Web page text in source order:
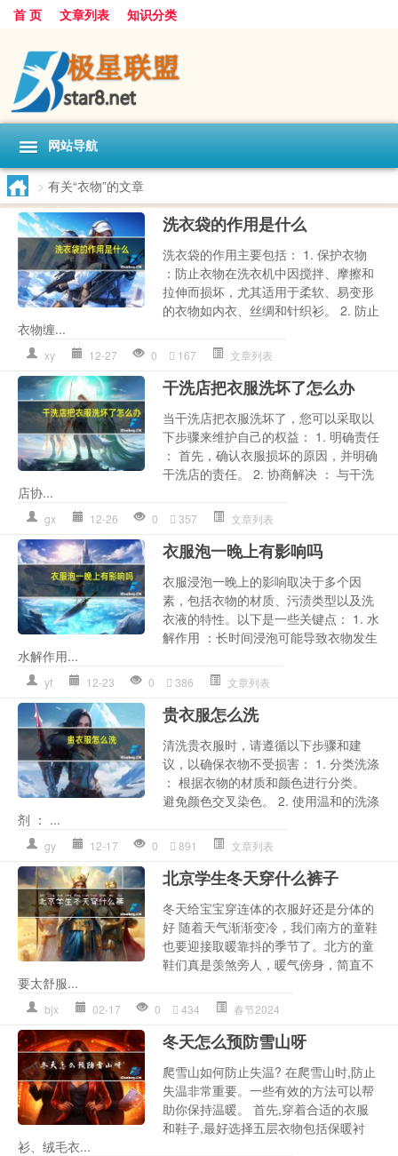
首 页 文章列表 知识分类
网站导航
> 有关“衣物”的文章
洗衣袋的作用是什么
洗衣袋的作用主要包括： 1. 保护衣物
：防止衣物在洗衣机中因搅拌、摩擦和
拉伸而损坏，尤其适用于柔软、易变形
的衣物如内衣、丝绸和针织衫。 2. 防止
衣物缠...
xy 12-27 0 167 文章列表
干洗店把衣服洗坏了怎么办
当干洗店把衣服洗坏了，您可以采取以
下步骤来维护自己的权益： 1. 明确责任
： 首先，确认衣服损坏的原因，并明确
干洗店的责任。 2. 协商解决 ： 与干洗
店协...
gx 12-26 0 357 文章列表
衣服泡一晚上有影响吗
衣服浸泡一晚上的影响取决于多个因
素，包括衣物的材质、污渍类型以及洗
衣液的特性。以下是一些关键点： 1. 水
解作用 ：长时间浸泡可能导致衣物发生
水解作用...
yf 12-23 0 386 文章列表
贵衣服怎么洗
清洗贵衣服时，请遵循以下步骤和建
议，以确保衣物不受损害： 1. 分类洗涤
： 根据衣物的材质和颜色进行分类。
避免颜色交叉染色。 2. 使用温和的洗涤
剂 ： ...
gy 12-17 0 891 文章列表
北京学生冬天穿什么裤子
冬天给宝宝穿连体的衣服好还是分体的
好 随着天气渐渐变冷，我们南方的童鞋
也要迎接取暖靠抖的季节了。北方的童
鞋们真是羡煞旁人，暖气傍身，简直不
要太舒服...
bjx 02-17 0 434 春节2024
冬天怎么预防雪山呀
爬雪山如何防止失温? 在爬雪山时,防止
失温非常重要。一些有效的方法可以帮
助你保持温暖。 首先,穿着合适的衣服
和鞋子,最好选择五层衣物包括保暖衬
衫、绒毛衣...